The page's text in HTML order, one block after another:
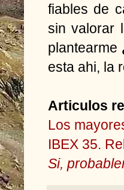
fiables de
sin valorar
plantearme
esta ahi, la
Articulos
Los
IBEX 35.
Si,